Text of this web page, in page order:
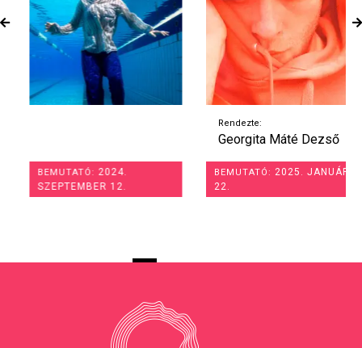
BEMUTATÓ:2024.
SZEPTEMBER 12.
Rendezte:
Georgita Máté Dezső
BEMUTATÓ:2025. JANUÁR
22.